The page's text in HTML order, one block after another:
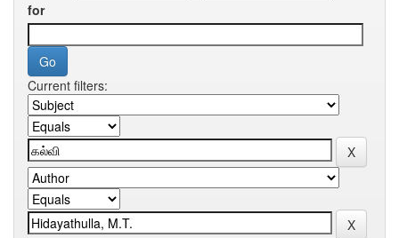
for
Current filters: